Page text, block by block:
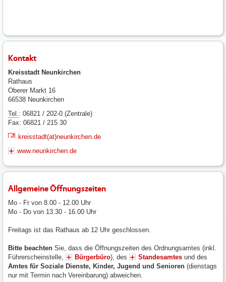
Kontakt
Kreisstadt Neunkirchen
Rathaus
Oberer Markt 16
66538 Neunkirchen
Tel. : 06821 / 202-0 (Zentrale)
Fax: 06821 / 215 30
kreisstadt(at)neunkirchen.de
www.neunkirchen.de
Allgemeine Öffnungszeiten
Mo - Fr von 8.00 - 12.00 Uhr
Mo - Do von 13.30 - 16.00 Uhr
Freitags ist das Rathaus ab 12 Uhr geschlossen.
Bitte beachten Sie, dass die Öffnungszeiten des Ordnungsamtes (inkl.
Führerscheinstelle,
Bürgerbüro), des Standesamtes und des
Amtes für Soziale Dienste, Kinder, Jugend und Senioren (dienstags
nur mit Termin nach Vereinbarung) abweichen.